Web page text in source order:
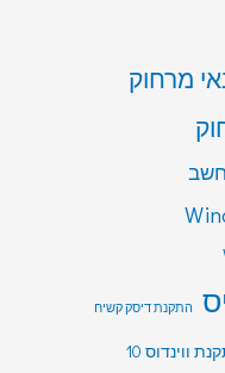
מרחוק
התקנת דיסק קשיח
ווינדוס 10